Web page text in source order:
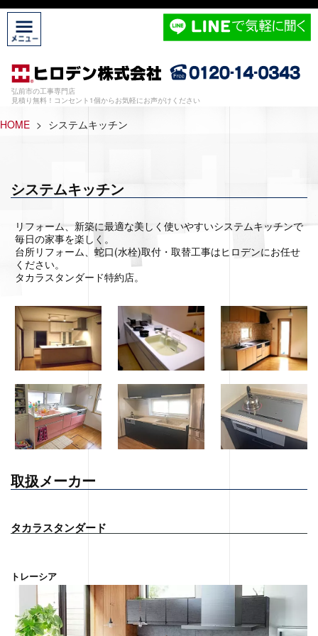
弘前市の工事専門店
見積り無料！コンセント1個からお気軽にお声がけください
HOME > システムキッチン
システムキッチン
リフォーム、新築に最適な美しく使いやすいシステムキッチンで
毎日の家事を楽しく。
台所リフォーム、蛇口(水栓)取付・取替工事はヒロデンにお任せ
ください。
タカラスタンダード特約店。
取扱メーカー
タカラスタンダード
トレーシア